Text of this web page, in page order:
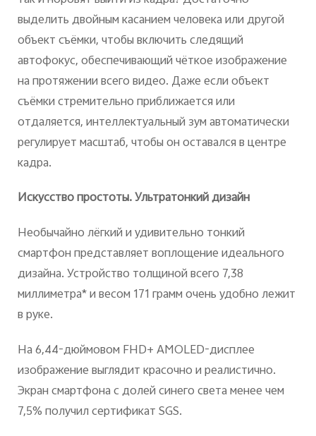
выделить двойным касанием человека или другой
объект съёмки, чтобы включить следящий
автофокус, обеспечивающий чёткое изображение
на протяжении всего видео. Даже если объект
съёмки стремительно приближается или
отдаляется, интеллектуальный зум автоматически
регулирует масштаб, чтобы он оставался в центре
кадра.
Искусство простоты. Ультратонкий дизайн
Необычайно лёгкий и удивительно тонкий
смартфон представляет воплощение идеального
дизайна. Устройство толщиной всего 7,38
миллиметра* и весом 171 грамм очень удобно лежит
в руке.
На 6,44-дюймовом FHD+ AMOLED-дисплее
изображение выглядит красочно и реалистично.
Экран смартфона с долей синего света менее чем
7,5% получил сертификат SGS.